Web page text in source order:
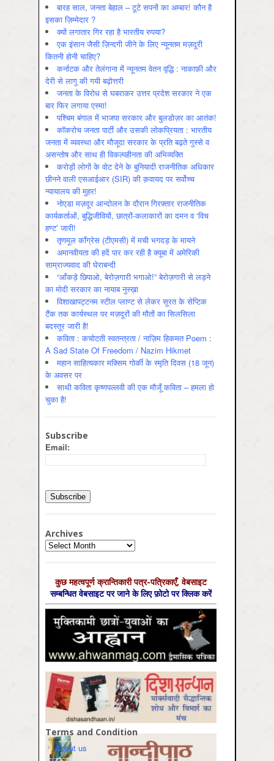
बारह साल, जनता बेहाल – टूटे सपनों का अम्बार! कौन है
इसका ज़िम्मेदार ?
क्यों लगातार गिर रहा है भारतीय रुपया?
एक इंसान जैसी ज़िन्दगी जीने के लिए न्यूनतम मज़दूरी
कितनी होनी चाहिए?
कर्नाटक और तेलंगाना में न्यूनतम वेतन वृद्धि : नाकाफ़ी और
देरी से लागू की गयी बढ़ोत्तरी
जनता के विरोध से घबराकर उत्तर प्रदेश सरकार ने एक
बार फिर लगाया एस्मा!
पश्चिम बंगाल में भाजपा सरकार और बुलडोज़र का आतंक!
कॉकरोच जनता पार्टी और उसकी लोकप्रियता : भारतीय
जनता में व्‍यवस्‍था और मौजूदा सरकार के प्रति बढ़ते गुस्‍से व
असन्‍तोष और साथ ही विकल्‍पहीनता की अभिव्‍यक्ति
करोड़ों लोगों के वोट देने के बुनियादी राजनीतिक अधिकार
छीनने वाली एसआईआर (SIR) की क़वायद पर सर्वोच्च
न्यायालय की मुहर!
नोएडा मज़दूर आन्दोलन के दौरान गिरफ़्तार राजनीतिक
कार्यकर्ताओं, बुद्धिजीवियों, छात्रों-कलाकारों का दमन व ‘विच
हण्ट’ जारी!
तृणमूल काँग्रेस (टीएमसी) में मची भगदड़ के मायने
अमानवीयता की हदें पार कर रही है क्यूबा में अमेरिकी
साम्राज्यवाद की घेराबन्दी
“आँकड़े छिपाओ, बेरोज़गारी भगाओ!” बेरोज़गारी से लड़ने
का मोदी सरकार का नायाब नुस्ख़ा
विशाखापट्टनम स्टील प्लाण्ट से लेकर सूरत के सेप्टिक
टैंक तक कार्यस्थल पर मज़दूरों की मौतों का सिलसिला
बदस्तूर जारी है!
कविता : कचोटती स्वतन्त्रता / नाज़िम हिकमत Poem :
A Sad State Of Freedom / Nazim Hikmet
महान साहित्यकार मक्सिम गोर्की के स्मृति दिवस (18 जून)
के अवसर पर
साथी कविता कृष्णपल्लवी की एक मौजूँ कविता – हमला हो
चुका है!
Subscribe
Email:
Archives
Archives
कुछ महत्‍वपूर्ण क्रान्तिकारी पत्र-पत्रिकाएँ, वेबसाइट
सम्‍बन्धित वेबसाइट पर जाने के लिए फ़ोटो पर क्लिक करें
Terms and Condition
About us